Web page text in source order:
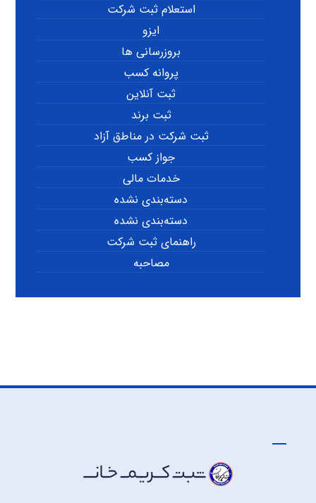
استعلام ثبت شرکت
ایزو
بروزرسانی ها
پروانه کسب
ثبت آنلاین
ثبت برند
ثبت شرکت در مناطق آزاد
جواز کسب
خدمات مالی
دسته‌بندی نشده
دسته‌بندی نشده
راهنمای ثبت شرکت
مصاحبه